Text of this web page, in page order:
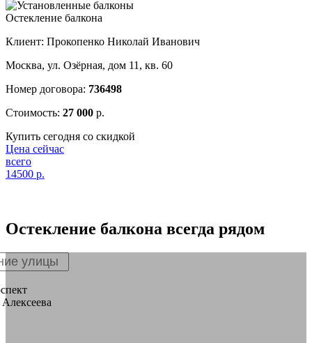
Остекление балкона
Клиент: Прокопенко Николай Иванович
Москва, ул. Озёрная, дом 11, кв. 60
Номер договора: 736498
Стоимость: 27 000 р.
Купить сегодня со скидкой
Цена сейчас
всего
14500 р.
Остекление балкона всегда рядом